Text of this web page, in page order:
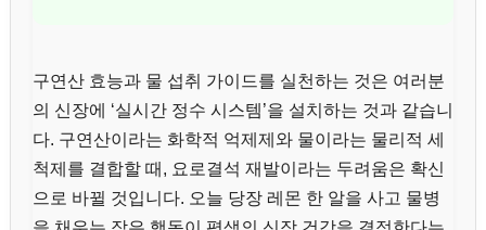
구연산 효능과 물 섭취 가이드를 실천하는 것은 여러분
의 신장에 ‘실시간 정수 시스템’을 설치하는 것과 같습니
다. 구연산이라는 화학적 억제제와 물이라는 물리적 세
척제를 결합할 때, 요로결석 재발이라는 두려움은 확신
으로 바뀔 것입니다. 오늘 당장 레몬 한 알을 사고 물병